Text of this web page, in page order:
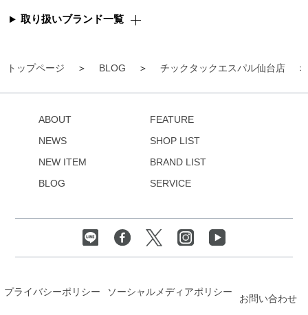
トップページ BLOG チックタックエスパル仙台店
取り扱いブランド一覧
ABOUT
NEWS
NEW ITEM
BLOG
FEATURE
SHOP LIST
BRAND LIST
SERVICE
プライバシーポリシー ソーシャルメディアポリシー
お問い合わせ